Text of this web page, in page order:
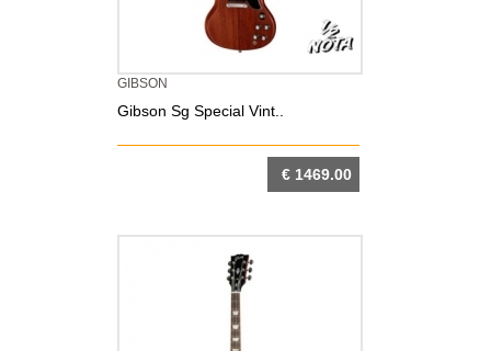
GIBSON
Gibson Sg Special Vint..
€ 1469.00